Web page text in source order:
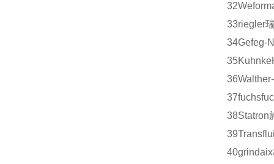
32
33riegler
34Gefeg-
35Kuhnke
36
37fuchs
38Statron
39
40grindaix